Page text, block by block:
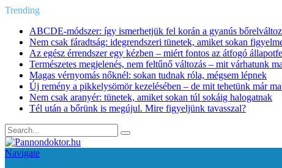
Trending
ABCDE‑módszer: így ismerhetjük fel korán a gyanús
Nem csak fáradtság: idegrendszeri tünetek, amiket sokan
Az egész érrendszer egy kézben – miért fontos az átfogó
Természetes megjelenés, nem feltűnő változás – mit várhatunk
Magas vérnyomás nőknél: sokan tudnak róla, mégsem lépnek
Új remény a pikkelysömör kezelésében – de mit tehetünk már
Nem csak aranyér: tünetek, amiket sokan túl sokáig halogatnak
Tél után a bőrünk is megújul. Mire figyeljünk tavasszal?
Navigate